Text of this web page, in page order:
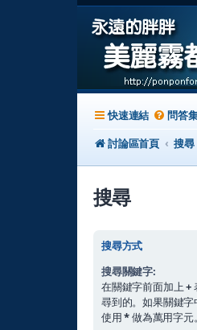
快速連結 問答
討論區首頁
搜尋
搜尋
搜尋方式
搜尋關鍵字:
在關鍵字前面加上+
尋到的。如果關鍵
使用*做為萬用字元。